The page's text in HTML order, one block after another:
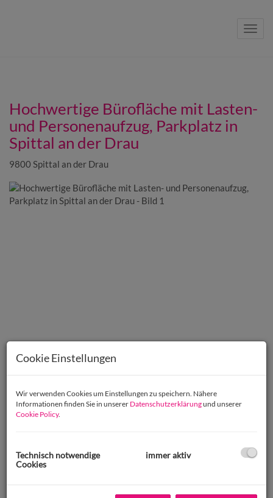
Hochwertige Bürofläche mit Lasten-
und Personenaufzug, Parkplatz in
Spittal an der Drau
9800 Spittal an der Drau
Cookie Einstellungen
Wir verwenden Cookies um Einstellungen zu speichern. Nähere
Informationen finden Sie in unserer Datenschutzerklärungund unserer
Cookie Policy.
Technisch notwendige
Cookies
immer aktiv